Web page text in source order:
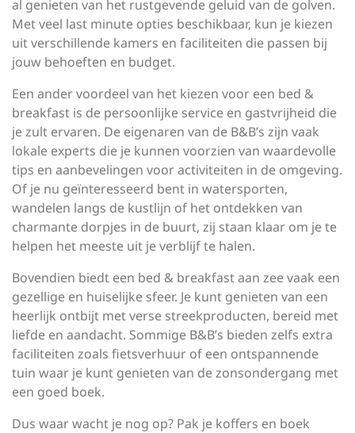
al genieten van het rustgevende geluid van de golven.
Met veel last minute opties beschikbaar, kun je kiezen
uit verschillende kamers en faciliteiten die passen bij
jouw behoeften en budget.
Een ander voordeel van het kiezen voor een bed &
breakfast is de persoonlijke service en gastvrijheid die
je zult ervaren. De eigenaren van de B&B’s zijn vaak
lokale experts die je kunnen voorzien van waardevolle
tips en aanbevelingen voor activiteiten in de omgeving.
Of je nu geïnteresseerd bent in watersporten,
wandelen langs de kustlijn of het ontdekken van
charmante dorpjes in de buurt, zij staan klaar om je te
helpen het meeste uit je verblijf te halen.
Bovendien biedt een bed & breakfast aan zee vaak een
gezellige en huiselijke sfeer. Je kunt genieten van een
heerlijk ontbijt met verse streekproducten, bereid met
liefde en aandacht. Sommige B&B’s bieden zelfs extra
faciliteiten zoals fietsverhuur of een ontspannende
tuin waar je kunt genieten van de zonsondergang met
een goed boek.
Dus waar wacht je nog op? Pak je koffers en boek